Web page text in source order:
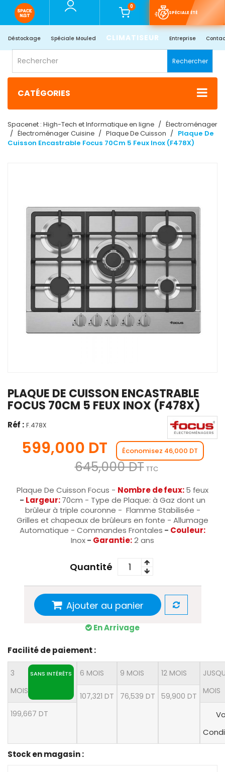
0
SPÉCIALE ÉTÉ
Déstockage Spéciale Mouled CLIMATISEUR Entreprise
Rechercher
CATÉGORIES
Spacenet : High-Tech et Informatique en ligne
Électroménager
Électroménager Cuisine
Plaque De Cuisson
Plaque De
Cuisson Encastrable Focus 70Cm 5 Feux Inox (F478X)
PLAQUE DE CUISSON ENCASTRABLE
FOCUS 70CM 5 FEUX INOX (F478X)
Réf : F.478X
599,000 DT Économisez 46,000 DT
645,000 DT TTC
Plaque De Cuisson Focus - Nombre de feux:5 feux
- Largeur:70cm - Type de Plaque: à Gaz dont un
brûleur à triple couronne - Flamme Stabilisée -
Grilles et chapeaux de brûleurs en fonte - Allumage
Automatique - Commandes Frontales - Couleur:
Inox- Garantie:2 ans
Quantité
Ajouter au panier
En Arrivage
Facilité de paiement :
3
MOIS
SANS INTÉRÊTS
199,667 DT
6 MOIS
107,321 DT
9 MOIS
76,539 DT
12 MOIS
59,900 DT
MOIS
Stock en magasin :